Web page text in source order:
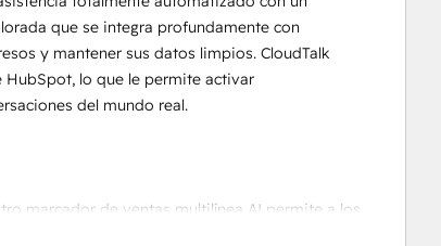
que se integra profundamente con
y mantener sus datos limpios. CloudTalk
lo que le permite activar
del mundo real.
marcador de ventas multilínea AI permite a los